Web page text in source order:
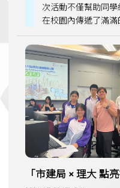
次活動不僅幫助同
在校園內傳遞了滿滿
「市建局 × 理大 點